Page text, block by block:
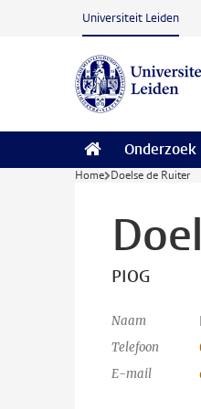
Ga naar hoofdinhoud
Universiteit Leiden
Onderzoek
Home Doelse de Ruiter
PIOG
Naam
Telefoon
E-mail